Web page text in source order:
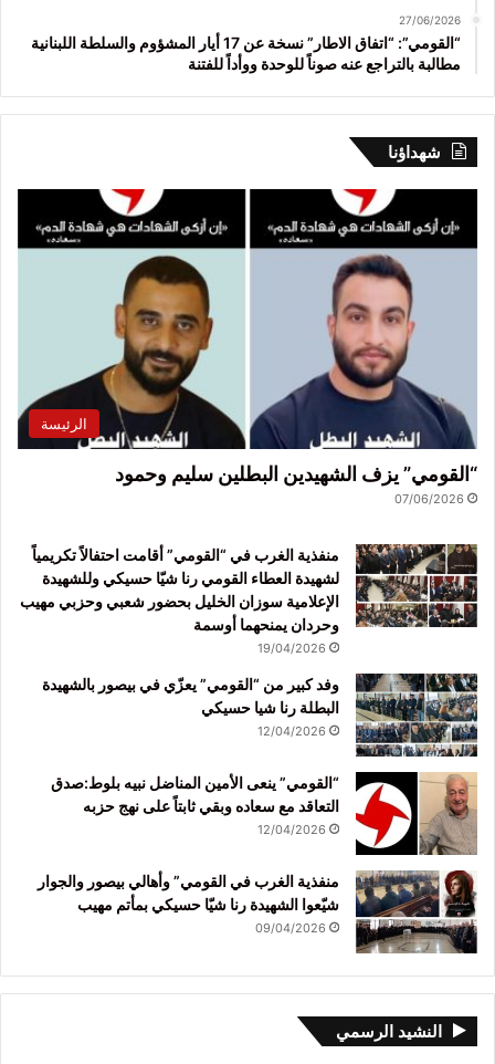
27/06/2026
“القومي”: “اتفاق الاطار” نسخة عن 17 أيار المشؤوم والسلطة اللبنانية
مطالبة بالتراجع عنه صوناً للوحدة ووأداً للفتنة
شهداؤنا
الرئيسة
“القومي” يزف الشهيدين البطلين سليم وحمود
07/06/2026
منفذية الغرب في “القومي” أقامت احتفالاً تكريمياً
لشهيدة العطاء القومي رنا شيّا حسيكي وللشهيدة
الإعلامية سوزان الخليل بحضور شعبي وحزبي مهيب
وحردان يمنحهما أوسمة
19/04/2026
وفد كبير من “القومي” يعزّي في بيصور بالشهيدة
البطلة رنا شيا حسيكي
12/04/2026
“القومي” ينعى الأمين المناضل نبيه بلوط:صدق
التعاقد مع سعاده وبقي ثابتاً على نهج حزبه
12/04/2026
منفذية الغرب في القومي” وأهالي بيصور والجوار
شيّعوا الشهيدة رنا شيّا حسيكي بمأتم مهيب
09/04/2026
النشيد الرسمي